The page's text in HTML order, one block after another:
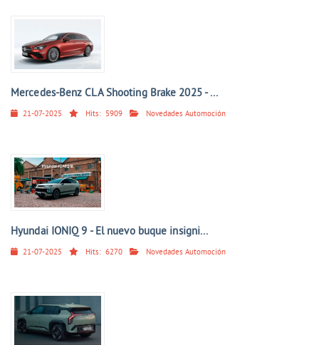
Mercedes-Benz CLA Shooting Brake 2025 - ...
21-07-2025 Hits: 5909 Novedades Automoción
Hyundai IONIQ 9 - El nuevo buque insigni...
21-07-2025 Hits: 6270 Novedades Automoción